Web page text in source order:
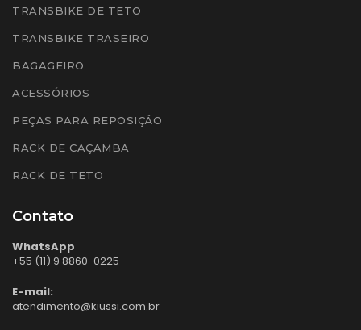
TRANSBIKE DE TETO
TRANSBIKE TRASEIRO
BAGAGEIRO
ACESSÓRIOS
PEÇAS PARA REPOSIÇÃO
RACK DE CAÇAMBA
RACK DE TETO
Contato
WhatsApp
+55 (11) 9 8860-0225
E-mail:
atendimento@kiussi.com.br